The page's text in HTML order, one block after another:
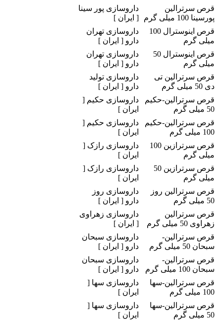
قرص سرترالین
پورسینا 100 میلی گرم
داروسازی پور سینا
[ ایران ]
قرص اینوسترال 100
میلی گرم
داروسازی تهران
دارو [ ایران ]
قرص اینوسترال 50
میلی گرم
داروسازی تهران
دارو [ ایران ]
قرص سرترالین تی
دی 50 میلی گرم
داروسازی تولید
دارو [ ایران ]
قرص سرترالین-حکیم
50 میلی گرم
داروسازی حکیم [
ایران ]
قرص سرترالین-حکیم
100 میلی گرم
داروسازی حکیم [
ایران ]
قرص سرترازین 100
میلی گرم
داروسازی رازک [
ایران ]
قرص سرترازین 50
میلی گرم
داروسازی رازک [
ایران ]
قرص سرترالین روز
50 میلی گرم
داروسازی روز
دارو [ ایران ]
قرص سرترالین
زهراوی 50 میلی گرم
داروسازی زهراوی
[ ایران ]
قرص سرترالین-
سبحان 50 میلی گرم
داروسازی سبحان
دارو [ ایران ]
قرص سرترالین-
سبحان 100 میلی گرم
داروسازی سبحان
دارو [ ایران ]
قرص سرترالین-سها
100 میلی گرم
داروسازی سها [
ایران ]
قرص سرترالین-سها
50 میلی گرم
داروسازی سها [
ایران ]